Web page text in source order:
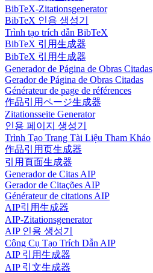
BibTeX-Zitationsgenerator
BibTeX 인용 생성기
Trình tạo trích dẫn BibTeX
BibTeX 引用生成器
BibTeX 引用生成器
Generador de Página de Obras Citadas
Gerador de Página de Obras Citadas
Générateur de page de références
作品引用ページ生成器
Zitationsseite Generator
인용 페이지 생성기
Trình Tạo Trang Tài Liệu Tham Khảo
作品引用页生成器
引用頁面生成器
Generador de Citas AIP
Gerador de Citações AIP
Générateur de citations AIP
AIP引用生成器
AIP-Zitationsgenerator
AIP 인용 생성기
Công Cụ Tạo Trích Dẫn AIP
AIP 引用生成器
AIP 引文生成器